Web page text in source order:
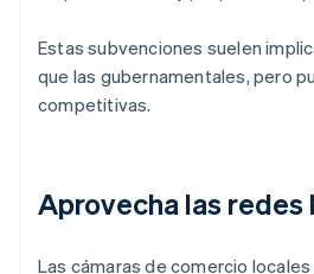
Estas subvenciones suelen
que las gubernamentales, pero
competitivas.
Aprovecha las redes
Las cámaras de comercio locales